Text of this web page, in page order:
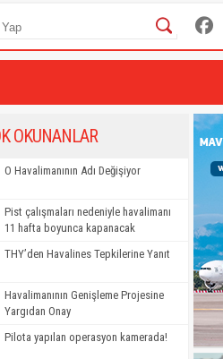
OKUNANLAR
O Havalimanının Adı Değişiyor
Pist çalışmaları nedeniyle havalimanı
11 hafta boyunca kapanacak
THY’den Havalines Tepkilerine Yanıt
Havalimanının Genişleme Projesine
Yargıdan Onay
Pilota yapılan operasyon kamerada!